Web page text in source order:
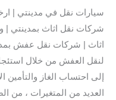
سيارات نقل في مدينتي |
شركات نقل اثاث
اثاث | شركات نقل عفش
لنقل العفش من خلال
إلى احتساب الغاز والتأمين
العديد من المتغيرات ، من